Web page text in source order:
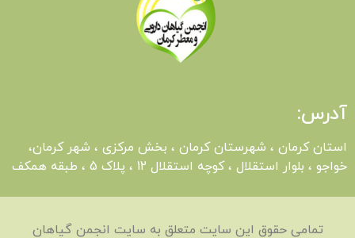
آدرس:
استان کرمان ، شهرستان کرمان ، بخش مرکزی ، شهر کرمان،
خواجو ، بلوار استقلال ، کوچه استقلال 12 ، پلاک 5 ، طبقه همکف
تمامی حقوق این سایت متعلق به سایت انجمن گیاهان